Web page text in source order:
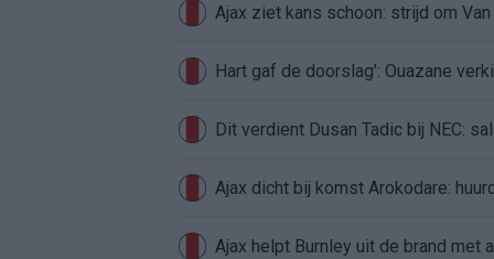
Ajax ziet kans schoon: strijd om
Hart gaf de doorslag': Ouazane
Dit verdient Dusan Tadic bij NEC:
Ajax dicht bij komst Arokodare:
Ajax helpt Burnley uit de brand met